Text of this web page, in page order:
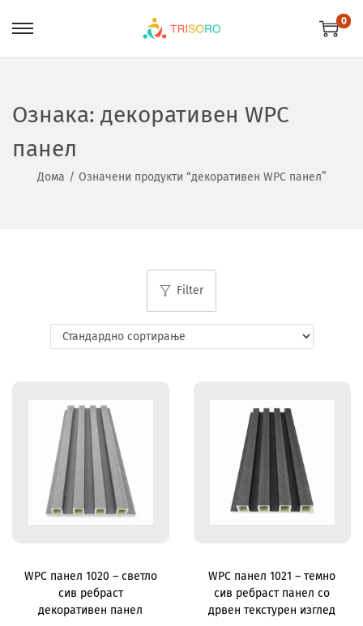
0
Ознака: декоративен WPC
панел
Дома / Означени продукти “декоративен WPC панел”
Filter
WPC панел 1020 – светло
сив ребраст
декоративен панел
WPC панел 1021 – темно
сив ребраст панел со
дрвен текстурен изглед